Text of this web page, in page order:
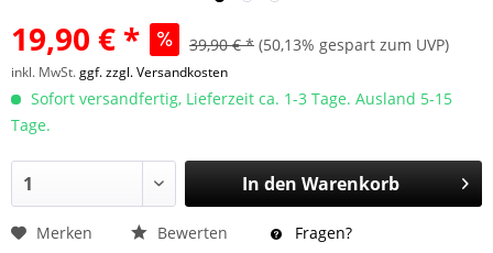
19,90 € * 39,90 € * (50,13% gespart zum UVP)
inkl. MwSt.ggf. zzgl. Versandkosten
Sofort versandfertig, Lieferzeit ca. 1-3 Tage. Ausland 5-15
Tage.
In den Warenkorb
Merken Bewerten Fragen?